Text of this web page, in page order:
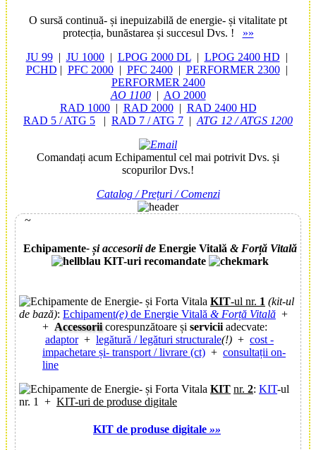
O sursă continuă- și inepuizabilă de energie- și vitalitate pt
protecția, bunăstarea și succesul Dvs. ! »»
JU 99| JU 1000| LPOG 2000 DL| LPOG 2400 HD |
PCHD | PFC 2000| PFC 2400| PERFORMER 2300|
PERFORMER 2400
AO 1100| AO 2000
RAD 1000| RAD 2000| RAD 2400 HD
RAD 5 / ATG 5 | RAD 7 / ATG 7 | ATG 12 / ATGS 1200
Comandați acum Echipamentul cel mai potrivit Dvs. și
scopurilor Dvs.!
Catalog / Prețuri / Comenzi
~
Echipamente- și accesorii de Energie Vitală & Forță Vitală
KIT-uri recomandate
KIT-ul nr. 1 (kit-ul
de bază): Echipament(e) de Energie Vitală & Forță Vitală +
+ Accessoriicorespunzătoare și servicii adecvate:
adaptor+ legătură / legături structurale(!) + cost -
impachetare și- transport / livrare (ct) + consultații on-
line
KIT nr. 2: KIT-ul
nr. 1 + KIT-uri de produse digitale
KIT de produse digitale »»